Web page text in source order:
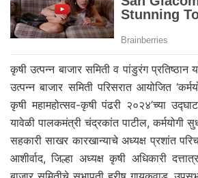
कृषी उत्पन्न बाजार समिती व पांडुरंग प्रतिष्ठान
उत्पन्न बाजार समिती परिसरात आयोजित
कृषी महामहोत्सव-कृषी पंढरी २०२४’च्या
यावेळी पालकमंत्री चंद्रकांत पाटील, कर्मयोगी
सहकारी साखर कारखान्याचे अध्यक्ष प्रशांत
आशीर्वाद, जिल्हा अध्यक्ष कृषी अधिकारी